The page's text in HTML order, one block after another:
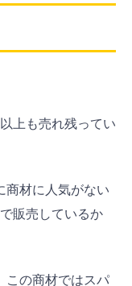
上も売れ残ってい
商材に人気がない
販売しているか
この商材ではスパ